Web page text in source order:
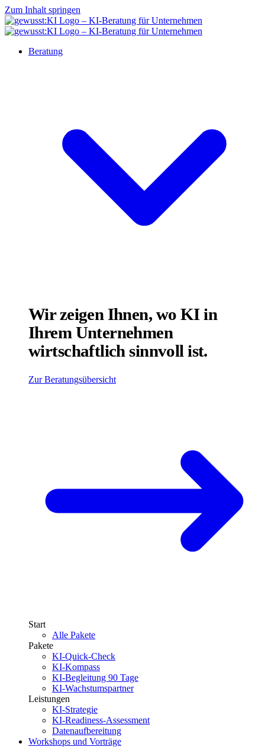
Zum Inhalt springen
Beratung
Wir zeigen Ihnen, wo KI in
Ihrem Unternehmen
wirtschaftlich sinnvoll ist.
Zur Beratungsübersicht
Start
Alle Pakete
Pakete
KI-Quick-Check
KI-Kompass
KI-Begleitung 90 Tage
KI-Wachstumspartner
Leistungen
KI-Strategie
KI-Readiness-Assessment
Datenaufbereitung
Workshops und Vorträge